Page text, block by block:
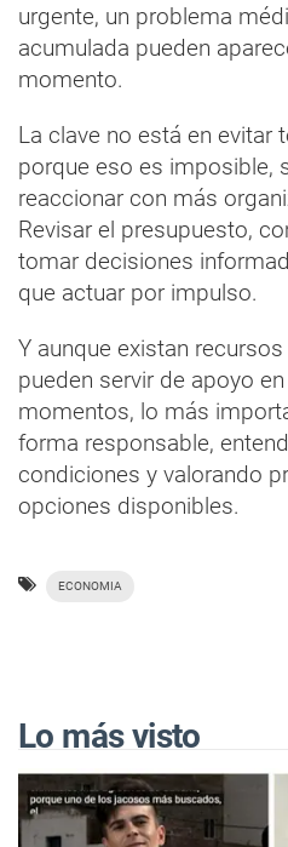
urgente, un problema
acumulada pueden
momento.
La clave no está en evitar
porque eso es imposible,
reaccionar con más
Revisar el presupuesto,
tomar decisiones
que actuar por impulso.
Y aunque existan
pueden servir de apoyo
momentos, lo más
forma responsable,
condiciones y valorando
opciones disponibles.
ECONOMIA
Lo más visto